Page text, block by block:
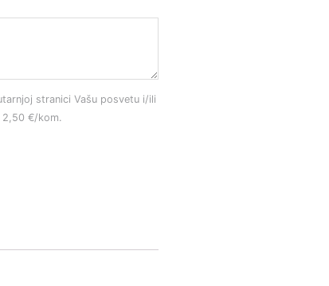
stranici Vašu posvetu i/ili
2,50 €/kom.